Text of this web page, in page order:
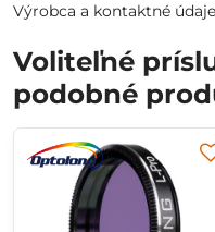
Výrobca a kontaktné
Voliteľné
podobné